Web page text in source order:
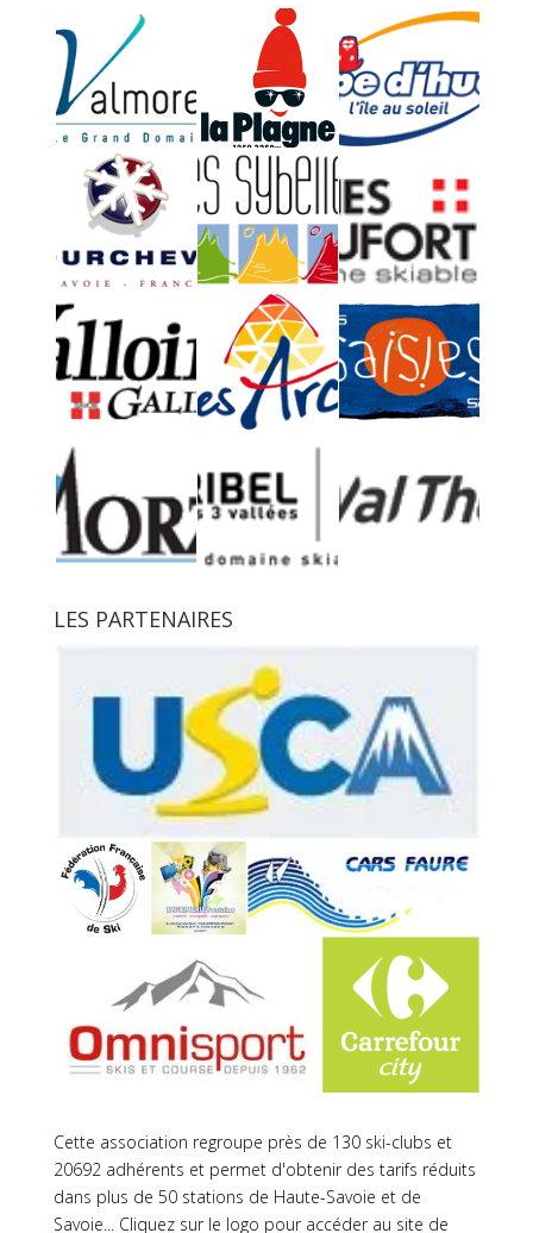
LES PARTENAIRES
Cette association regroupe près de 130 ski-clubs et
20692 adhérents et permet d'obtenir des tarifs réduits
dans plus de 50 stations de Haute-Savoie et de
Savoie... Cliquez sur le logo pour accéder au site de